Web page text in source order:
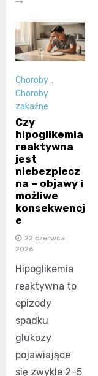
Choroby ,
Choroby
zakaźne
Czy
hipoglikemia
reaktywna
jest
niebezpiecz
na – objawy i
możliwe
konsekwencj
e
22 czerwca
2026
Hipoglikemia
reaktywna to
epizody
spadku
glukozy
pojawiające
się zwykle 2–5